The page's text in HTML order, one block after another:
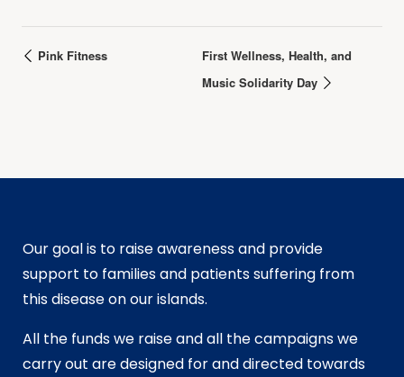
Pink Fitness
First Wellness, Health, and
Music Solidarity Day
Our goal is to raise awareness and provide
support to families and patients suffering from
this disease on our islands.
All the funds we raise and all the campaigns we
carry out are designed for and directed towards